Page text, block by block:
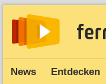
News Entdecken